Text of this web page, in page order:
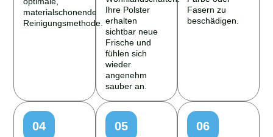
materialschonende
Reinigungsmethode.
Ihre Polster
erhalten
sichtbar neue
Frische und
fühlen sich
wieder
angenehm
sauber an.
Fasern zu
beschädigen.
04
05
06